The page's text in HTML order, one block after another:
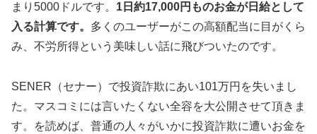
まり5000ドルです。 1日約17,000円ものお金が日給として
入る計算です。 多くのユーザーがこの高額配当に目がくら
み、不労所得という美味しい話に飛びついたのです。
SENER（セナー）で投資詐欺にあい101万円を失いまし
た。マスコミには言いたくない全容を大公開させて頂きま
す。を読めば、普通の人々がいかに投資詐欺に遭いお金を